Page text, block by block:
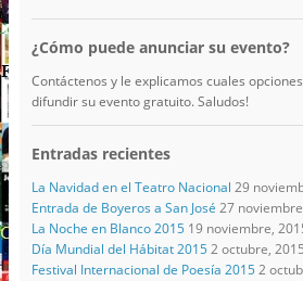
¿Cómo puede anunciar su evento?
Contáctenos y le explicamos cuales
difundir su evento gratuito. Saludos!
Entradas recientes
La Navidad en el Teatro Nacional 29
Entrada de Boyeros a San José 27
La Noche en Blanco 2015 19 noviembre,
Día Mundial del Hábitat 2015 2 octubre, 2015
Festival Internacional de Poesía 2015 2